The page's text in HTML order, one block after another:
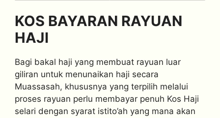
KOS BAYARAN RAYUAN
HAJI
Bagi bakal haji yang membuat rayuan luar
giliran untuk menunaikan haji secara
Muassasah, khususnya yang terpilih melalui
proses rayuan perlu membayar penuh Kos Haji
selari dengan syarat istito’ah yang mana akan